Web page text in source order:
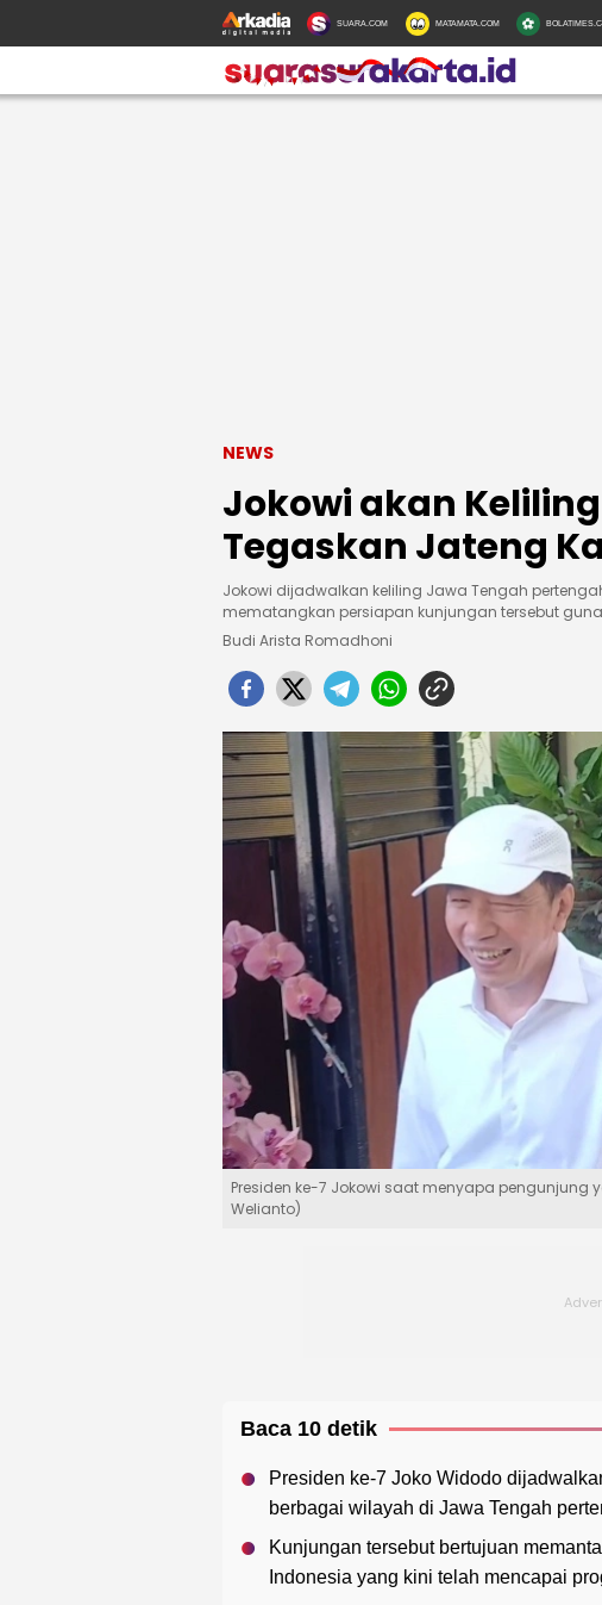
SUARA.COM MATAMATA.COM
NEWS
Jokowi akan
Tegaskan Jateng
Jokowi dijadwalkan keliling Jawa Tengah
mematangkan persiapan kunjungan tersebut
Budi Arista Romadhoni
Presiden ke-7 Jokowi saat menyapa
Welianto)
Baca 10 detik
Presiden ke-7 Joko Widodo
berbagai wilayah di Jawa Tengah
Kunjungan tersebut bertujuan
Indonesia yang kini telah mencapai